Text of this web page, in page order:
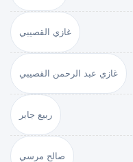
غازي القصيبي
غازي عبد الرحمن القصيبي
ربيع جابر
صالح مرسي